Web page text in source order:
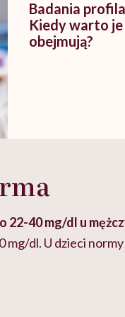
Badania
Kiedy warto
obejmują?
40 mg/dl u
dl. U dzieci